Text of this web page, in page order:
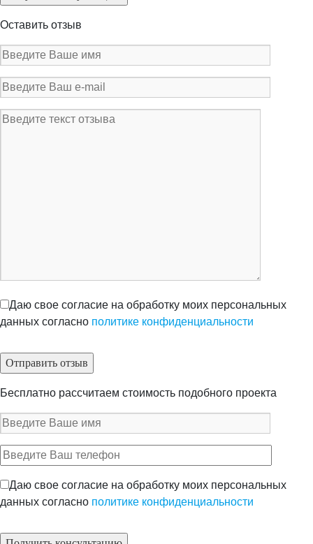
Оставить отзыв
Даю свое согласие на обработку моих персональных
данных согласно политике конфиденциальности
Бесплатно рассчитаем стоимость подобного проекта
Даю свое согласие на обработку моих персональных
данных согласно политике конфиденциальности